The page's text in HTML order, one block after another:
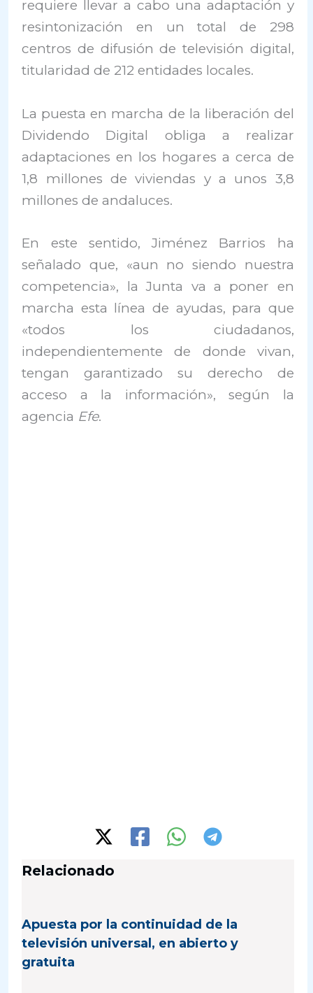
requiere llevar a cabo una adaptación y
resintonización en un total de 298
centros de difusión de televisión digital,
titularidad de 212 entidades locales.
La puesta en marcha de la liberación del
Dividendo Digital obliga a realizar
adaptaciones en los hogares a cerca de
1,8 millones de viviendas y a unos 3,8
millones de andaluces.
En este sentido, Jiménez Barrios ha
señalado que, «aun no siendo nuestra
competencia», la Junta va a poner en
marcha esta línea de ayudas, para que
«todos los ciudadanos,
independientemente de donde vivan,
tengan garantizado su derecho de
acceso a la información», según la
agencia Efe.
Relacionado
Apuesta por la continuidad de la
televisión universal, en abierto y
gratuita